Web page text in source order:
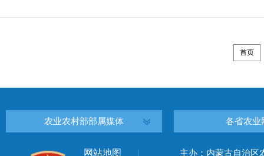
首页
农业农村部部属媒体 各省农业
网站地图
主办：内蒙古自治